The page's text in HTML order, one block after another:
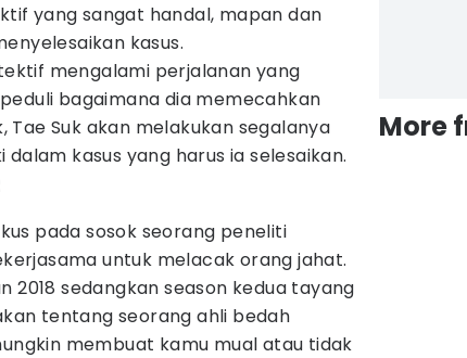
yang sangat handal, mapan dan
kasus.
mengalami perjalanan yang
bagaimana dia memecahkan
Tae Suk akan melakukan segalanya
kasus yang harus ia selesaikan.
pada sosok seorang peneliti
untuk melacak orang jahat.
sedangkan season kedua tayang
tentang seorang ahli bedah
membuat kamu mual atau tidak
More